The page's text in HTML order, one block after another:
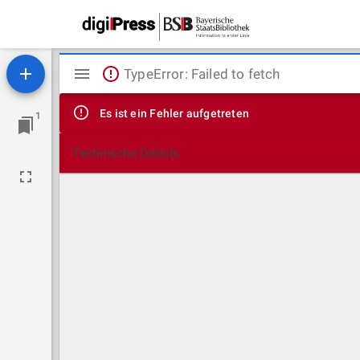
1
Mirador
Viewer
TypeError: Failed to fetch
Es ist ein Fehler aufgetreten
Technische Details